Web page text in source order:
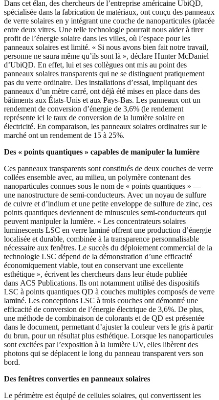
Dans cet élan, des chercheurs de l’entreprise américaine UbiQD,
spécialisée dans la fabrication de matériaux, ont conçu des panneaux
de verre solaires en y intégrant une couche de nanoparticules (placée
entre deux vitres. Une telle technologie pourrait nous aider à tirer
profit de l’énergie solaire dans les villes, où l’espace pour les
panneaux solaires est limité. « Si nous avons bien fait notre travail,
personne ne saura même qu’ils sont là », déclare Hunter McDaniel
d’UbiQD. En effet, lui et ses collègues ont mis au point des
panneaux solaires transparents qui ne se distinguent pratiquement
pas du verre ordinaire. Des installations d’essai, impliquant des
panneaux d’un mètre carré, ont déjà été mises en place dans des
bâtiments aux États-Unis et aux Pays-Bas. Les panneaux ont un
rendement de conversion d’énergie de 3,6% (le rendement
représente ici le taux de conversion de la lumière solaire en
électricité. En comparaison, les panneaux solaires ordinaires sur le
marché ont un rendement de 15 à 25%.
Des « points quantiques » capables de manipuler la lumière
Ces panneaux transparents sont constitués de deux couches de verre
collées ensemble avec, au milieu, un polymère contenant des
nanoparticules connues sous le nom de « points quantiques » —
une nanostructure de semi-conducteurs. Avec un noyau de sulfure
de cuivre et d’indium et une petite enveloppe de sulfure de zinc, ces
points quantiques deviennent de minuscules semi-conducteurs qui
peuvent manipuler la lumière. « Les concentrateurs solaires
luminescents LSC en verre laminé offrent une production d’énergie
localisée et durable, combinée à la transparence personnalisable
nécessaire aux fenêtres. Le succès du déploiement commercial de la
technologie LSC dépend de la démonstration d’une efficacité
économiquement viable, tout en conservant une excellente
esthétique », écrivent les chercheurs dans leur étude publiée
dans ACS Publications. Ils ont notamment utilisé des dispositifs
LSC à points quantiques QD à couches multiples composés de verre
laminé. Les conceptions LSC à trois couches ont démontré une
efficacité de conversion de l’énergie électrique de 3,6%. De plus,
une méthode de combinaison de colorants et de QD est présentée
dans le document, permettant d’ajuster la couleur vers le gris à partir
du brun, pour un résultat plus esthétique. Lorsque les nanoparticules
sont excitées par l’exposition à la lumière UV, elles libèrent des
photons qui se déplacent le long du panneau transparent vers son
bord.
Des fenêtres converties en panneaux solaires
Le périmètre est équipé de cellules solaires, qui convertissent les